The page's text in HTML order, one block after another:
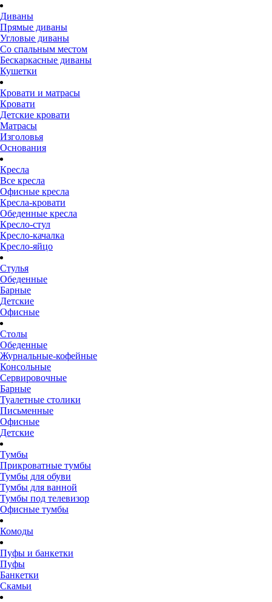
Диваны
Прямые диваны
Угловые диваны
Со спальным местом
Бескаркасные диваны
Кушетки
Кровати и матрасы
Кровати
Детские кровати
Матрасы
Изголовья
Основания
Кресла
Все кресла
Офисные кресла
Кресла-кровати
Обеденные кресла
Кресло-стул
Кресло-качалка
Кресло-яйцо
Стулья
Обеденные
Барные
Детские
Офисные
Столы
Обеденные
Журнальные-кофейные
Консольные
Сервировочные
Барные
Туалетные столики
Письменные
Офисные
Детские
Тумбы
Прикроватные тумбы
Тумбы для обуви
Тумбы для ванной
Тумбы под телевизор
Офисные тумбы
Комоды
Пуфы и банкетки
Пуфы
Банкетки
Скамьи